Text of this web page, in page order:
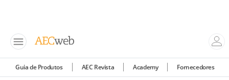
Guia de Produtos AEC Revista Academy Fornecedores